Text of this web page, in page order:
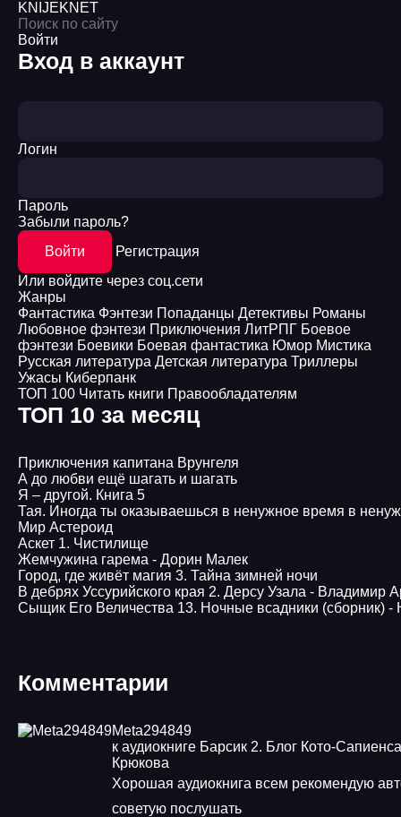
KNIJEKNET
Войти
Вход в аккаунт
Логин
Пароль
Забыли пароль?
Войти
Регистрация
Или войдите через соц.сети
Жанры
Фантастика Фэнтези Попаданцы Детективы Романы
Любовное фэнтези Приключения ЛитРПГ Боевое
фэнтези Боевики Боевая фантастика Юмор Мистика
Русская литература Детская литература Триллеры
Ужасы Киберпанк
ТОП 100 Читать книги Правообладателям
ТОП 10 за месяц
Приключения капитана Врунгеля
А до любви ещё шагать и шагать
Я – другой. Книга 5
Тая. Иногда ты оказываешься в ненужное время в
Мир Астероид
Аскет 1. Чистилище
Жемчужина гарема - Дорин Малек
Город, где живёт магия 3. Тайна зимней ночи
В дебрях Уссурийского края 2. Дерсу Узала - Владимир
Сыщик Его Величества 13. Ночные всадники (сборник) -
Комментарии
Meta294849
к аудиокниге Барсик 2. Блог Кото-
Крюкова
Хорошая аудиокнига всем рекомендую
советую послушать